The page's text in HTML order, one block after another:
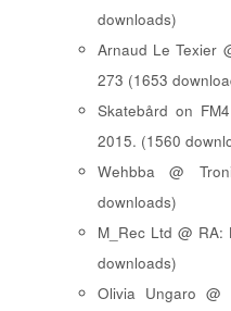
downloads)
Arnaud Le Texier
273 (1653
Skatebård on
2015. (1560
Wehbba @
downloads)
M_Rec Ltd @
downloads)
Olivia Ungaro @